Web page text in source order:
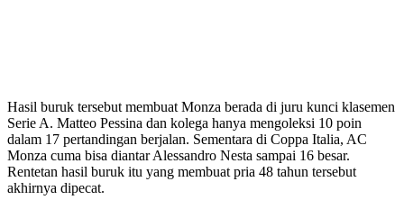
Hasil buruk tersebut membuat Monza berada di juru kunci klasemen
Serie A. Matteo Pessina dan kolega hanya mengoleksi 10 poin
dalam 17 pertandingan berjalan. Sementara di Coppa Italia, AC
Monza cuma bisa diantar Alessandro Nesta sampai 16 besar.
Rentetan hasil buruk itu yang membuat pria 48 tahun tersebut
akhirnya dipecat.